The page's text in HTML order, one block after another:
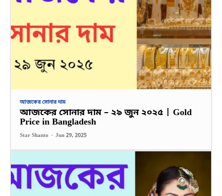
আজকের সোনার দাম
আজকের সোনার দাম – ২৯ জুন ২০২৫ | Gold
Price in Bangladesh
Star Shanto - Jun 29, 2025